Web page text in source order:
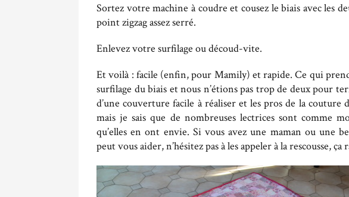
Sortez votre machine à coudre et cousez le biais avec les
point zigzag assez serré.
Enlevez votre surfilage ou découd-vite.
Et voilà : facile (enfin, pour Mamily) et rapide. Ce qui
surfilage du biais et nous n’étions pas trop de deux pour
d’une couverture facile à réaliser et les pros de la
mais je sais que de nombreuses lectrices sont comme
qu’elles en ont envie. Si vous avez une maman ou une
peut vous aider, n’hésitez pas à les appeler à la rescousse, ça